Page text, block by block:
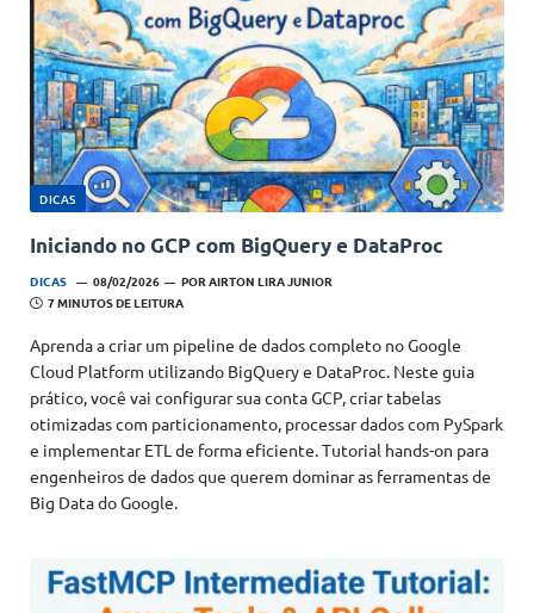
DICAS
Iniciando no GCP com BigQuery e DataProc
DICAS 08/02/2026 POR AIRTON LIRA JUNIOR
7 MINUTOS DE LEITURA
Aprenda a criar um pipeline de dados completo no Google
Cloud Platform utilizando BigQuery e DataProc. Neste guia
prático, você vai configurar sua conta GCP, criar tabelas
otimizadas com particionamento, processar dados com PySpark
e implementar ETL de forma eficiente. Tutorial hands-on para
engenheiros de dados que querem dominar as ferramentas de
Big Data do Google.